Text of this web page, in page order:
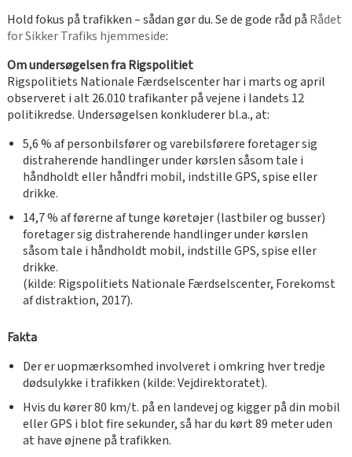
Hold fokus på trafikken – sådan gør du. Se de gode råd på Rådet
for Sikker Trafiks hjemmeside:
Om undersøgelsen fra Rigspolitiet
Rigspolitiets Nationale Færdselscenter har i marts og april
observeret i alt 26.010 trafikanter på vejene i landets 12
politikredse. Undersøgelsen konkluderer bl.a., at:
5,6 % af personbilsfører og varebilsførere foretager sig
distraherende handlinger under kørslen såsom tale i
håndholdt eller håndfri mobil, indstille GPS, spise eller
drikke.
14,7 % af førerne af tunge køretøjer (lastbiler og busser)
foretager sig distraherende handlinger under kørslen
såsom tale i håndholdt mobil, indstille GPS, spise eller
drikke.
(kilde: Rigspolitiets Nationale Færdselscenter, Forekomst
af distraktion, 2017).
Fakta
Der er uopmærksomhed involveret i omkring hver tredje
dødsulykke i trafikken (kilde: Vejdirektoratet).
Hvis du kører 80 km/t. på en landevej og kigger på din mobil
eller GPS i blot fire sekunder, så har du kørt 89 meter uden
at have øjnene på trafikken.